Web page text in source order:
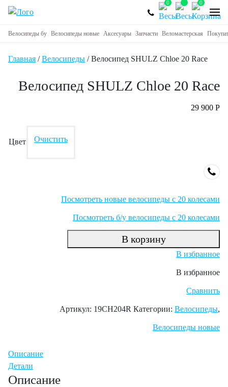
0 0
Велосипеды бу Велосипеды новые Аксесуары Запчасти Веломастерская
Главная /Велосипеды / Велосипед SHULZ Chloe 20 Race
Велосипед SHULZ Chloe 20 Race
29 900 Р
Цвет Очистить
Посмотреть новые велосипеды с 20 колесами
Посмотреть б/у велосипеды с 20 колесами
В корзину
В избранное
В избранное
Сравнить
Артикул: 19CH204R Категории: Велосипеды,
Велосипеды новые
Описание
Детали
Описание